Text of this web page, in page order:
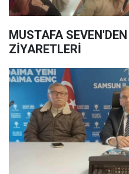
MUSTAFA
ZİYARETLERİ